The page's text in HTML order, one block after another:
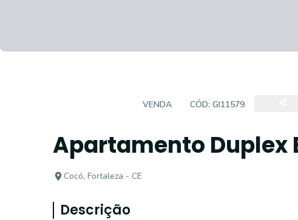
VENDA CÓD: GI11579
Apartamento Duplex
Cocó, Fortaleza - CE
Descrição